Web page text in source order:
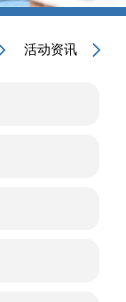
活动资讯